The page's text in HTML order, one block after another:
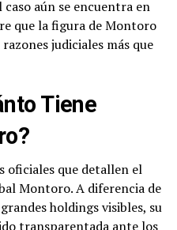
aún se encuentra en
que la figura de Montoro
judiciales más que
Tiene
oficiales que detallen el
Montoro. A diferencia de
holdings visibles, su
transparentada ante los